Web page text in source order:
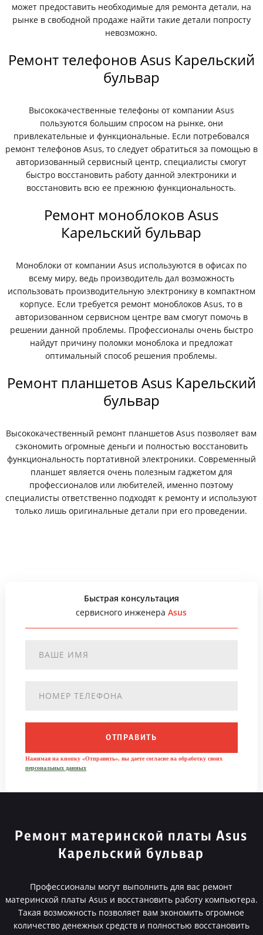
может предоставить необходимые для ремонта детали, на
рынке в свободной продаже найти такие детали попросту
невозможно.
Ремонт телефонов Asus Карельский
бульвар
Высококачественные телефоны от компании Asus
пользуются большим спросом на рынке, они
привлекательные и функциональные. Если потребовался
ремонт телефонов Asus, то следует обратиться за помощью в
авторизованный сервисный центр, специалисты смогут
быстро восстановить работу данной электроники и
восстановить всю ее прежнюю функциональность.
Ремонт моноблоков Asus
Карельский бульвар
Моноблоки от компании Asus используются в офисах по
всему миру, ведь производитель дал возможность
использовать производительную электронику в компактном
корпусе. Если требуется ремонт моноблоков Asus, то в
авторизованном сервисном центре вам смогут помочь в
решении данной проблемы. Профессионалы очень быстро
найдут причину поломки моноблока и предложат
оптимальный способ решения проблемы.
Ремонт планшетов Asus Карельский
бульвар
Высококачественный ремонт планшетов Asus позволяет вам
сэкономить огромные деньги и полностью восстановить
функциональность портативной электроники. Современный
планшет является очень полезным гаджетом для
профессионалов или любителей, именно поэтому
специалисты ответственно подходят к ремонту и используют
только лишь оригинальные детали при его проведении.
Быстрая консультация
сервисного инженераAsus
ОТПРАВИТЬ
Нажимая на кнопку «Отправить», вы даете согласие на обработку своих
персональных данных
Ремонт материнской платы Asus
Карельский бульвар
Профессионалы могут выполнить для вас ремонт
материнской платы Asus и восстановить работу компьютера.
Такая возможность позволяет вам экономить огромное
количество денежных средств и полностью восстановить